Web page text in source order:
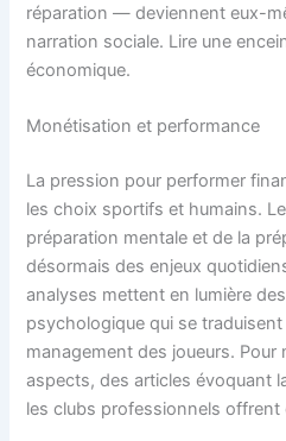
réparation — deviennent eux-
narration sociale. Lire une
économique.
Monétisation et performance
La pression pour performer
les choix sportifs et humains.
préparation mentale et de la
désormais des enjeux
analyses mettent en lumière
psychologique qui se
management des joueurs. Pour
aspects, des articles évoquant
les clubs professionnels